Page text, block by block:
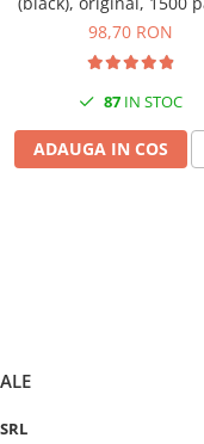
98,70 RON
87IN STOC
ADAUGA IN COS